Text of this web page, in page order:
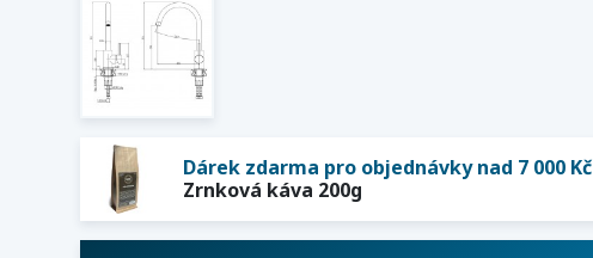
Dárek zdarma pro objednávky nad 7 000 Kč
Zrnková káva 200g